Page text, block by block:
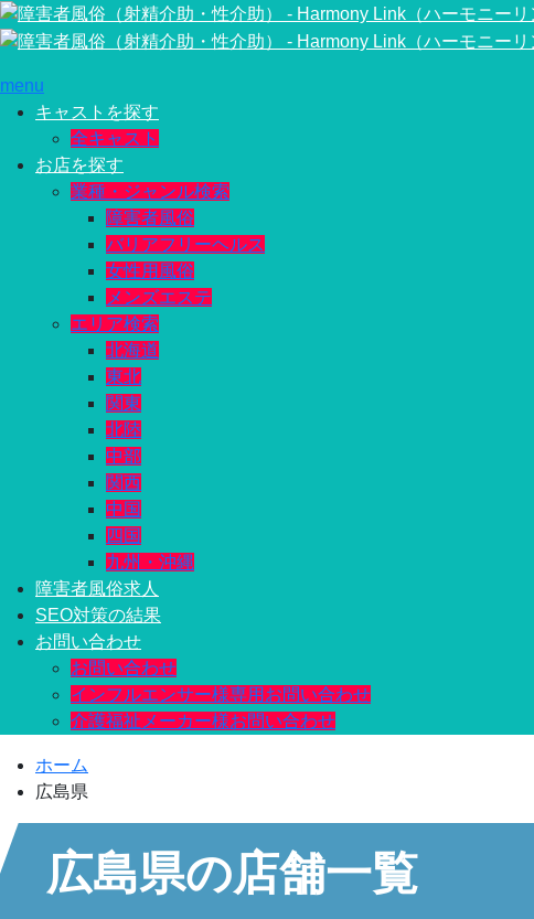
menu
キャストを探す
全キャスト
お店を探す
業種・ジャンル検索
障害者風俗
バリアフリーヘルス
女性用風俗
メンズエステ
エリア検索
北海道
東北
関東
北陸
中部
関西
中国
四国
九州・沖縄
障害者風俗求人
SEO対策の結果
お問い合わせ
お問い合わせ
インフルエンサー様専用お問い合わせ
介護福祉メーカー様お問い合わせ
ホーム
広島県
広島県の店舗一覧